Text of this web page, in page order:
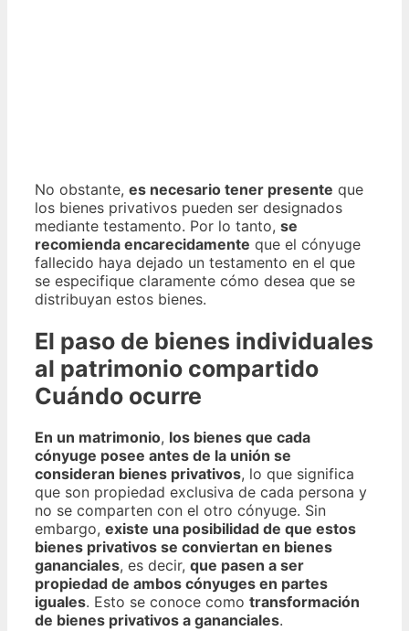
No obstante, es necesario tener presente que
los bienes privativos pueden ser designados
mediante testamento. Por lo tanto, se
recomienda encarecidamente que el cónyuge
fallecido haya dejado un testamento en el que
se especifique claramente cómo desea que se
distribuyan estos bienes.
El paso de bienes individuales
al patrimonio compartido
Cuándo ocurre
En un matrimonio, los bienes que cada
cónyuge posee antes de la unión se
consideran bienes privativos, lo que significa
que son propiedad exclusiva de cada persona y
no se comparten con el otro cónyuge. Sin
embargo, existe una posibilidad de que estos
bienes privativos se conviertan en bienes
gananciales, es decir, que pasen a ser
propiedad de ambos cónyuges en partes
iguales. Esto se conoce como transformación
de bienes privativos a gananciales.